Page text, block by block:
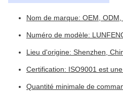
Nom de marque: OEM, ODM,
Numéro de modèle:
Lieu d'origine: Shenzhen,
Certification: ISO9001 est
Quantité minimale de